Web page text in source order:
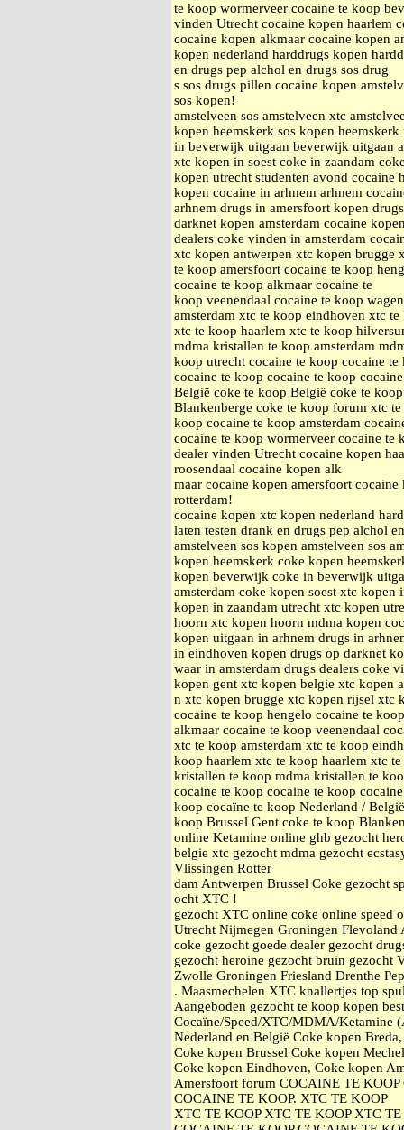
te koop wormerveer cocaine te koop
vinden Utrecht cocaine kopen haarlem
cocaine kopen alkmaar cocaine kopen
kopen nederland harddrugs kopen
en drugs pep alchol en drugs sos drug
s sos drugs pillen cocaine kopen
sos kopen!
amstelveen sos amstelveen xtc
kopen heemskerk sos kopen
in beverwijk uitgaan beverwijk uitgaan
xtc kopen in soest coke in zaandam
kopen utrecht studenten avond
kopen cocaine in arhnem arhnem
arhnem drugs in amersfoort kopen
darknet kopen amsterdam cocaine
dealers coke vinden in amsterdam
xtc kopen antwerpen xtc kopen brugge
te koop amersfoort cocaine te koop
cocaine te koop alkmaar cocaine te
koop veenendaal cocaine te koop
amsterdam xtc te koop eindhoven xtc
xtc te koop haarlem xtc te koop
mdma kristallen te koop amsterdam
koop utrecht cocaine te koop cocaine
cocaine te koop cocaine te koop
België coke te koop België coke te
Blankenberge coke te koop forum xtc
koop cocaine te koop amsterdam
cocaine te koop wormerveer cocaine te
dealer vinden Utrecht cocaine kopen
roosendaal cocaine kopen alk
maar cocaine kopen amersfoort cocaine
rotterdam!
cocaine kopen xtc kopen nederland
laten testen drank en drugs pep alchol
amstelveen sos kopen amstelveen sos
kopen heemskerk coke kopen
kopen beverwijk coke in beverwijk
amsterdam coke kopen soest xtc kopen
kopen in zaandam utrecht xtc kopen
hoorn xtc kopen hoorn mdma kopen
kopen uitgaan in arhnem drugs in
in eindhoven kopen drugs op darknet
waar in amsterdam drugs dealers coke
kopen gent xtc kopen belgie xtc kopen
n xtc kopen brugge xtc kopen rijsel xtc
cocaine te koop hengelo cocaine te
alkmaar cocaine te koop veenendaal
xtc te koop amsterdam xtc te koop
koop haarlem xtc te koop haarlem xtc
kristallen te koop mdma kristallen te
cocaine te koop cocaine te koop
koop cocaïne te koop Nederland /
koop Brussel Gent coke te koop
online Ketamine online ghb gezocht
belgie xtc gezocht mdma gezocht
Vlissingen Rotter
dam Antwerpen Brussel Coke gezocht
ocht XTC !
gezocht XTC online coke online speed
Utrecht Nijmegen Groningen Flevoland
coke gezocht goede dealer gezocht
gezocht heroine gezocht bruin gezocht
Zwolle Groningen Friesland Drenthe
. Maasmechelen XTC knallertjes top
Aangeboden gezocht te koop kopen
Cocaïne/Speed/XTC/MDMA/Ketamine
Nederland en België Coke kopen
Coke kopen Brussel Coke kopen
Coke kopen Eindhoven, Coke kopen
Amersfoort forum COCAINE TE
COCAINE TE KOOP. XTC TE KOOP
XTC TE KOOP XTC TE KOOP XTC